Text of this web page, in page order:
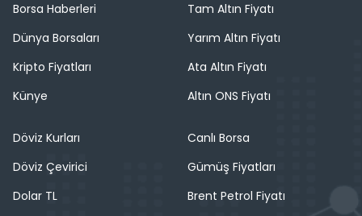
Borsa Haberleri
Dünya Borsaları
Kripto Fiyatları
Künye
Tam Altın Fiyatı
Yarım Altın Fiyatı
Ata Altın Fiyatı
Altın ONS Fiyatı
Döviz Kurları
Döviz Çevirici
Dolar TL
Canlı Borsa
Gümüş Fiyatları
Brent Petrol Fiyatı